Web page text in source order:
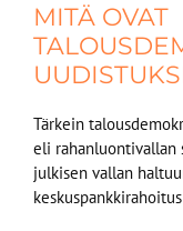
MITÄ OVAT
Tärkein
eli rahanluontivallan
julkisen vallan